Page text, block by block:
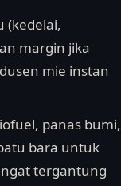
(kedelai,
margin jika
mie instan
panas bumi,
bara untuk
tergantung